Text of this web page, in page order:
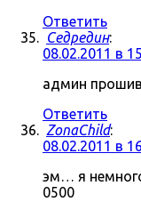
Ответить
Седредин:
08.02.2011 в
админ
Ответить
ZonaChild:
08.02.2011 в
эм… я
0500